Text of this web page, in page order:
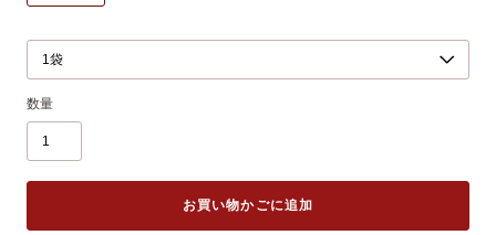
数量
お買い物かごに追加